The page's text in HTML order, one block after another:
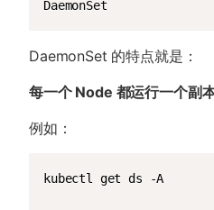
DaemonSet
DaemonSet 的特点就是：
每一个 Node 都运行一个副本
例如：
kubectl get ds -A